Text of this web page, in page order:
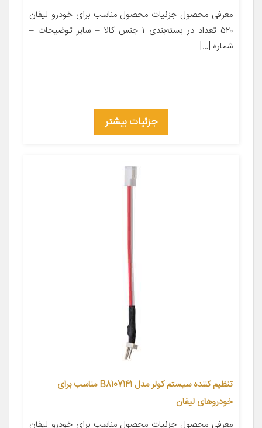
معرفی محصول جزئیات محصول مناسب برای خودرو لیفان
۵۲۰ تعداد در بسته‌بندی ۱ جنس کالا – سایر توضیحات –
شماره […]
جزئیات بیشتر
تنظیم کننده سیستم کولر مدل B8107141 مناسب برای
خودروهای لیفان
معرفی محصول جزئیات محصول مناسب برای خودرو لیفان